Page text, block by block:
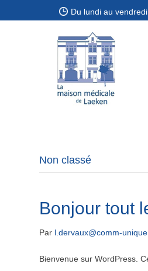
Du lundi au
Non classé
Bonjour tout
Par l.dervaux@comm-
Bienvenue sur WordPress.